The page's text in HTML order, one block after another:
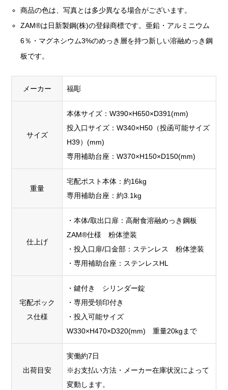
商品の色は、写真とは多少異なる場合がございます。
ZAM®は日新製鋼(株)の登録商標です。亜鉛・アルミニウム
6％・マグネシウム3%のめっき層を持つ新しい溶融めっき鋼
板です。
メーカー 福彫
サイズ
本体サイズ：W390×H650×D391(mm)
投入口サイズ：W340×H50（投函可能サイズ
H39）(mm)
専用補助台座：W370×H150×D150(mm)
重量
宅配ポスト本体：約16kg
専用補助台座：約3.1kg
仕上げ
・本体/取出口扉：高耐食溶融めっき鋼板
ZAM®仕様 粉体塗装
・投入口扉/口金部：ステンレス 粉体塗装
・専用補助台座：ステンレスHL
宅配ボック
ス仕様
・鍵付き シリンダー錠
・専用受領印付き
・投入可能サイズ
W330×H470×D320(mm) 重量20kgまで
出荷目安
実働約7日
※お支払い方法・メーカー在庫状況によって
変動します。